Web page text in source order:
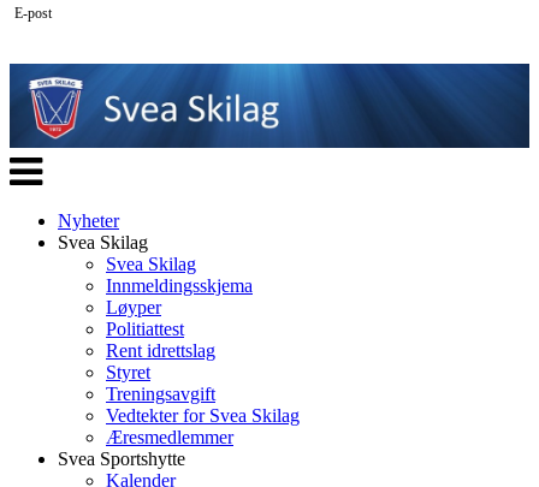
Veksle
navigasjon
Nyheter
Svea Skilag
Svea Skilag
Innmeldingsskjema
Løyper
Politiattest
Rent idrettslag
Styret
Treningsavgift
Vedtekter for Svea Skilag
Æresmedlemmer
Svea Sportshytte
Kalender
E-post